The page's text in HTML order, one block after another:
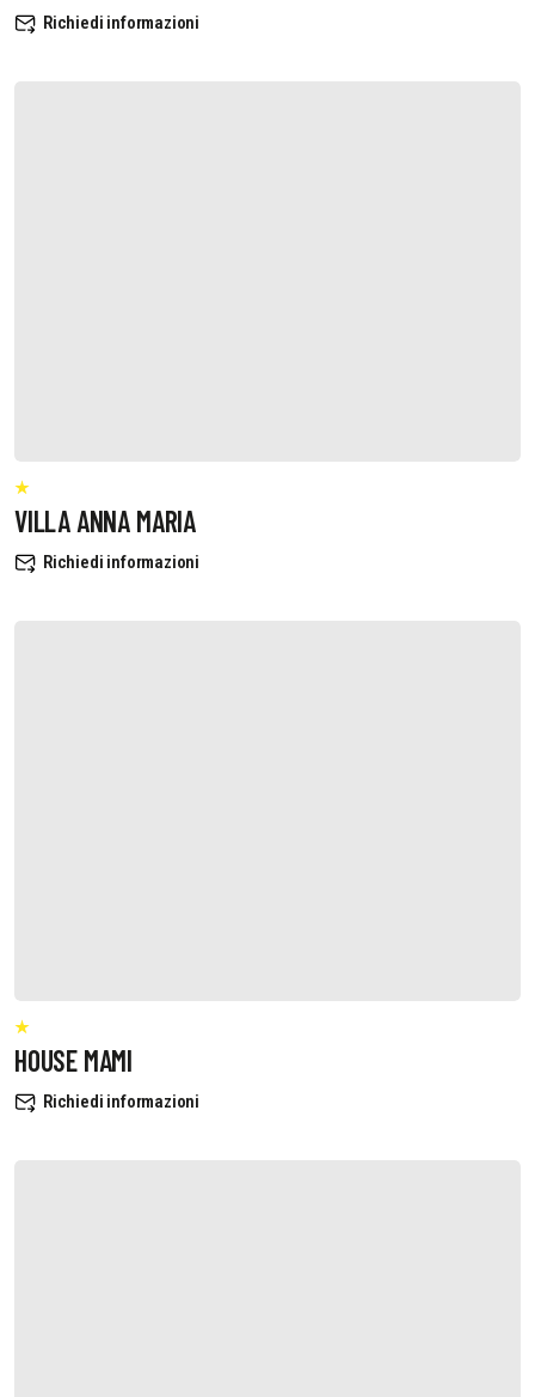
Richiedi informazioni
VILLA ANNA MARIA
Richiedi informazioni
HOUSE MAMI
Richiedi informazioni